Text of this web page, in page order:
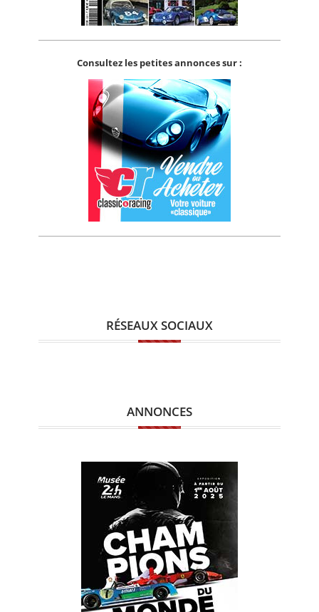
Consultez les petites annonces sur :
RÉSEAUX SOCIAUX
ANNONCES